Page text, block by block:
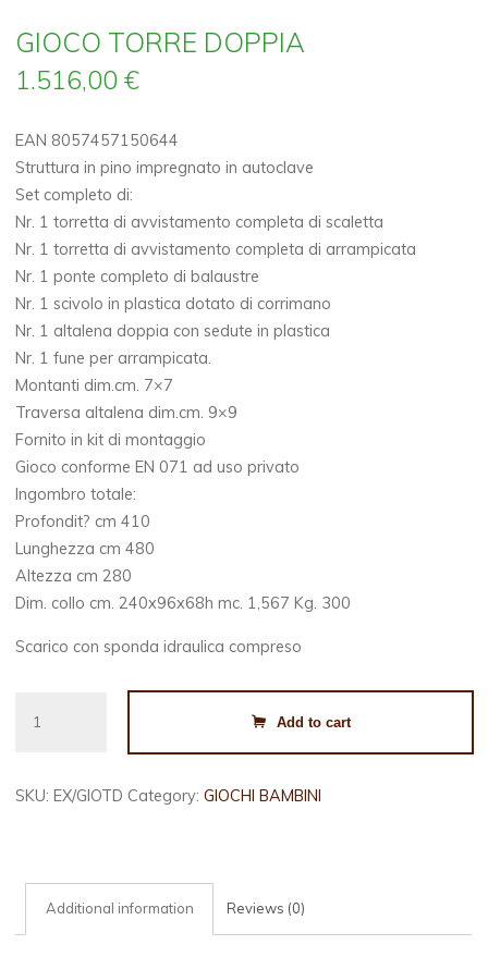
GIOCO TORRE DOPPIA
1.516,00€
EAN 8057457150644
Struttura in pino impregnato in autoclave
Set completo di:
Nr. 1 torretta di avvistamento completa di scaletta
Nr. 1 torretta di avvistamento completa di arrampicata
Nr. 1 ponte completo di balaustre
Nr. 1 scivolo in plastica dotato di corrimano
Nr. 1 altalena doppia con sedute in plastica
Nr. 1 fune per arrampicata.
Montanti dim.cm. 7×7
Traversa altalena dim.cm. 9×9
Fornito in kit di montaggio
Gioco conforme EN 071 ad uso privato
Ingombro totale:
Profondit? cm 410
Lunghezza cm 480
Altezza cm 280
Dim. collo cm. 240x96x68h mc. 1,567 Kg. 300
Scarico con sponda idraulica compreso
TORRE
quantity
Add to cart
SKU:EX/GIOTD Category:GIOCHI BAMBINI
Additional information Reviews (0)